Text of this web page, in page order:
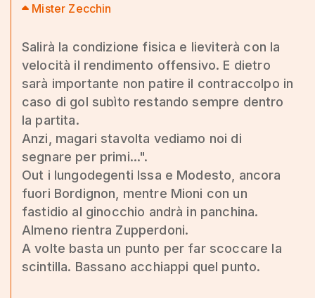
Mister Zecchin
Salirà la condizione fisica e lieviterà con la
velocità il rendimento offensivo. E dietro
sarà importante non patire il contraccolpo in
caso di gol subìto restando sempre dentro
la partita.
Anzi, magari stavolta vediamo noi di
segnare per primi...".
Out i lungodegenti Issa e Modesto, ancora
fuori Bordignon, mentre Mioni con un
fastidio al ginocchio andrà in panchina.
Almeno rientra Zupperdoni.
A volte basta un punto per far scoccare la
scintilla. Bassano acchiappi quel punto.